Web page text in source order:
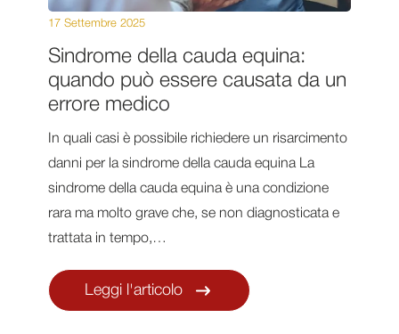
Sindrome della cauda equina:
quando può essere causata da un
errore medico
17 Settembre 2025
In quali casi è possibile richiedere un risarcimento
danni per la sindrome della cauda equina La
sindrome della cauda equina è una condizione
rara ma molto grave che, se non diagnosticata e
trattata in tempo,…
Leggi l'articolo